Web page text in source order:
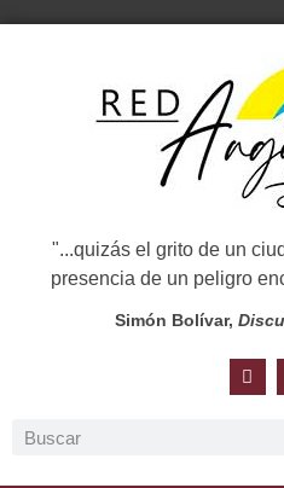
"...quizás el grito de un
presencia de un peligro
Simón Bolívar,